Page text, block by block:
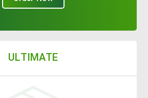
ULTIMATE